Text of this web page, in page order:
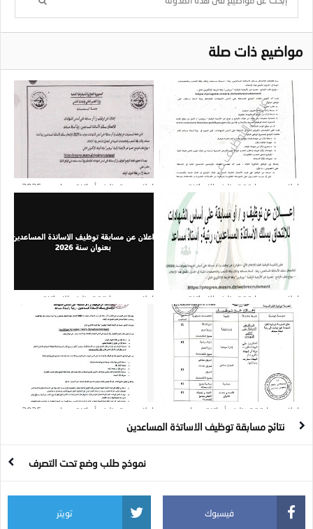
مواضيع ذات صلة
اعلان عن مسابقة توظيف الاساتذة
المساعدين بعنوان سنة 2026: 24 منصب
إعلان عن توظيف أساتذة مساعدين 2025
اعلان عن مسابقة توظيف الاساتذة
المساعدين بعنوان سنة 2026
اعلان عن مسابقة توظيف الاساتذة
المساعدين بعنوان سنة 2026
إعلان مسابقة توظيف أساتذة مساعدين
بعنوان سنة 2026
20 منصب
نتائج مسابقة توظيف الاساتذة المساعدين
نموذج طلب وضع تحت التصرف
فيسبوك تويتر